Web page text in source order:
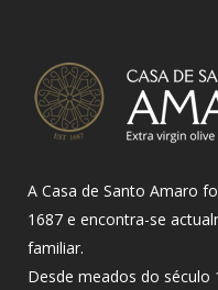
A Casa de Santo Amaro
1687 e encontra-se
familiar.
Desde meados do século